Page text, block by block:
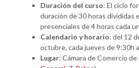
Duración del curso: El ciclo
duración de 30 horas divididas
presenciales de 4 horas cada
Calendario y horario: del 12
octubre, cada jueves de 9:30h
Lugar: Cámara de Comercio de